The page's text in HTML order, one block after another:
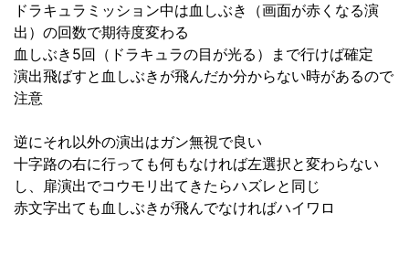
ドラキュラミッション中は血しぶき（画面が赤くなる演
出）の回数で期待度変わる
血しぶき5回（ドラキュラの目が光る）まで行けば確定
演出飛ばすと血しぶきが飛んだか分からない時があるので
注意
逆にそれ以外の演出はガン無視で良い
十字路の右に行っても何もなければ左選択と変わらない
し、扉演出でコウモリ出てきたらハズレと同じ
赤文字出ても血しぶきが飛んでなければハイワロ